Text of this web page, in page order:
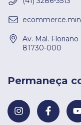
Av. Mal.
81730-000
Permaneça